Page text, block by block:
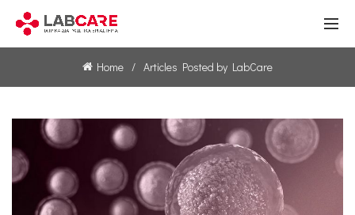
Home Articles Posted by LabCare